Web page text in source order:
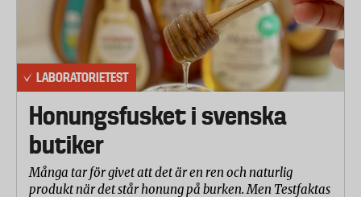
LABORATORIETEST
Honungsfusket i svenska
butiker
Många tar för givet att det är en ren och naturlig
produkt när det står honung på burken. Men Testfaktas